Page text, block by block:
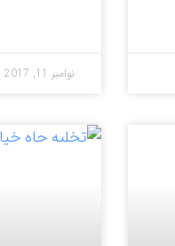
نوامبر 11, 2017